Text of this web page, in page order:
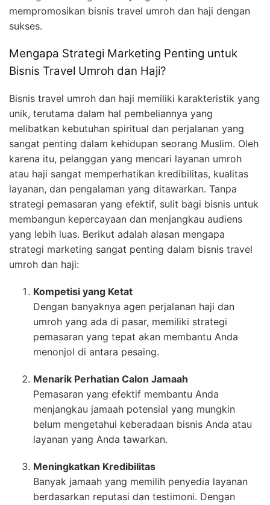
mempromosikan bisnis travel umroh dan haji dengan
sukses.
Mengapa Strategi Marketing Penting untuk
Bisnis Travel Umroh dan Haji?
Bisnis travel umroh dan haji memiliki karakteristik yang
unik, terutama dalam hal pembeliannya yang
melibatkan kebutuhan spiritual dan perjalanan yang
sangat penting dalam kehidupan seorang Muslim. Oleh
karena itu, pelanggan yang mencari layanan umroh
atau haji sangat memperhatikan kredibilitas, kualitas
layanan, dan pengalaman yang ditawarkan. Tanpa
strategi pemasaran yang efektif, sulit bagi bisnis untuk
membangun kepercayaan dan menjangkau audiens
yang lebih luas. Berikut adalah alasan mengapa
strategi marketing sangat penting dalam bisnis travel
umroh dan haji:
Kompetisi yang Ketat
Dengan banyaknya agen perjalanan haji dan
umroh yang ada di pasar, memiliki strategi
pemasaran yang tepat akan membantu Anda
menonjol di antara pesaing.
Menarik Perhatian Calon Jamaah
Pemasaran yang efektif membantu Anda
menjangkau jamaah potensial yang mungkin
belum mengetahui keberadaan bisnis Anda atau
layanan yang Anda tawarkan.
Meningkatkan Kredibilitas
Banyak jamaah yang memilih penyedia layanan
berdasarkan reputasi dan testimoni. Dengan